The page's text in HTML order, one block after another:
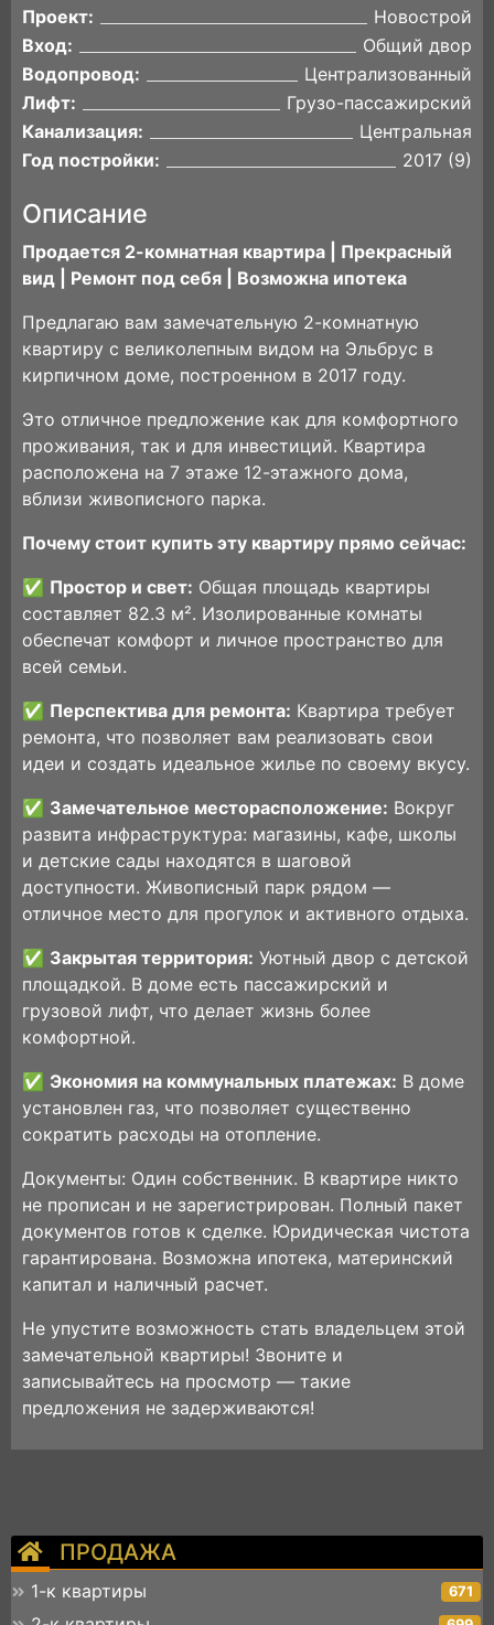
ПРОДАЖА
1-к квартиры 671
Проект:
Новострой
Вход:
Общий двор
Водопровод:
Централизованный
Лифт:
Грузо-пассажирский
Канализация:
Центральная
Год постройки:
2017 (9)
Описание
Продается 2-комнатная квартира | Прекрасный
вид | Ремонт под себя | Возможна ипотека
Предлагаю вам замечательную 2-комнатную
квартиру с великолепным видом на Эльбрус в
кирпичном доме, построенном в 2017 году.
Это отличное предложение как для комфортного
проживания, так и для инвестиций. Квартира
расположена на 7 этаже 12-этажного дома,
вблизи живописного парка.
Почему стоит купить эту квартиру прямо сейчас:
✅ Простор и свет: Общая площадь квартиры
составляет 82.3 м². Изолированные комнаты
обеспечат комфорт и личное пространство для
всей семьи.
✅ Перспектива для ремонта: Квартира требует
ремонта, что позволяет вам реализовать свои
идеи и создать идеальное жилье по своему вкусу.
✅ Замечательное месторасположение: Вокруг
развита инфраструктура: магазины, кафе, школы
и детские сады находятся в шаговой
доступности. Живописный парк рядом —
отличное место для прогулок и активного отдыха.
✅ Закрытая территория: Уютный двор с детской
площадкой. В доме есть пассажирский и
грузовой лифт, что делает жизнь более
комфортной.
✅ Экономия на коммунальных платежах: В доме
установлен газ, что позволяет существенно
сократить расходы на отопление.
Документы: Один собственник. В квартире никто
не прописан и не зарегистрирован. Полный пакет
документов готов к сделке. Юридическая чистота
гарантирована. Возможна ипотека, материнский
капитал и наличный расчет.
Не упустите возможность стать владельцем этой
замечательной квартиры! Звоните и
записывайтесь на просмотр — такие
предложения не задерживаются!